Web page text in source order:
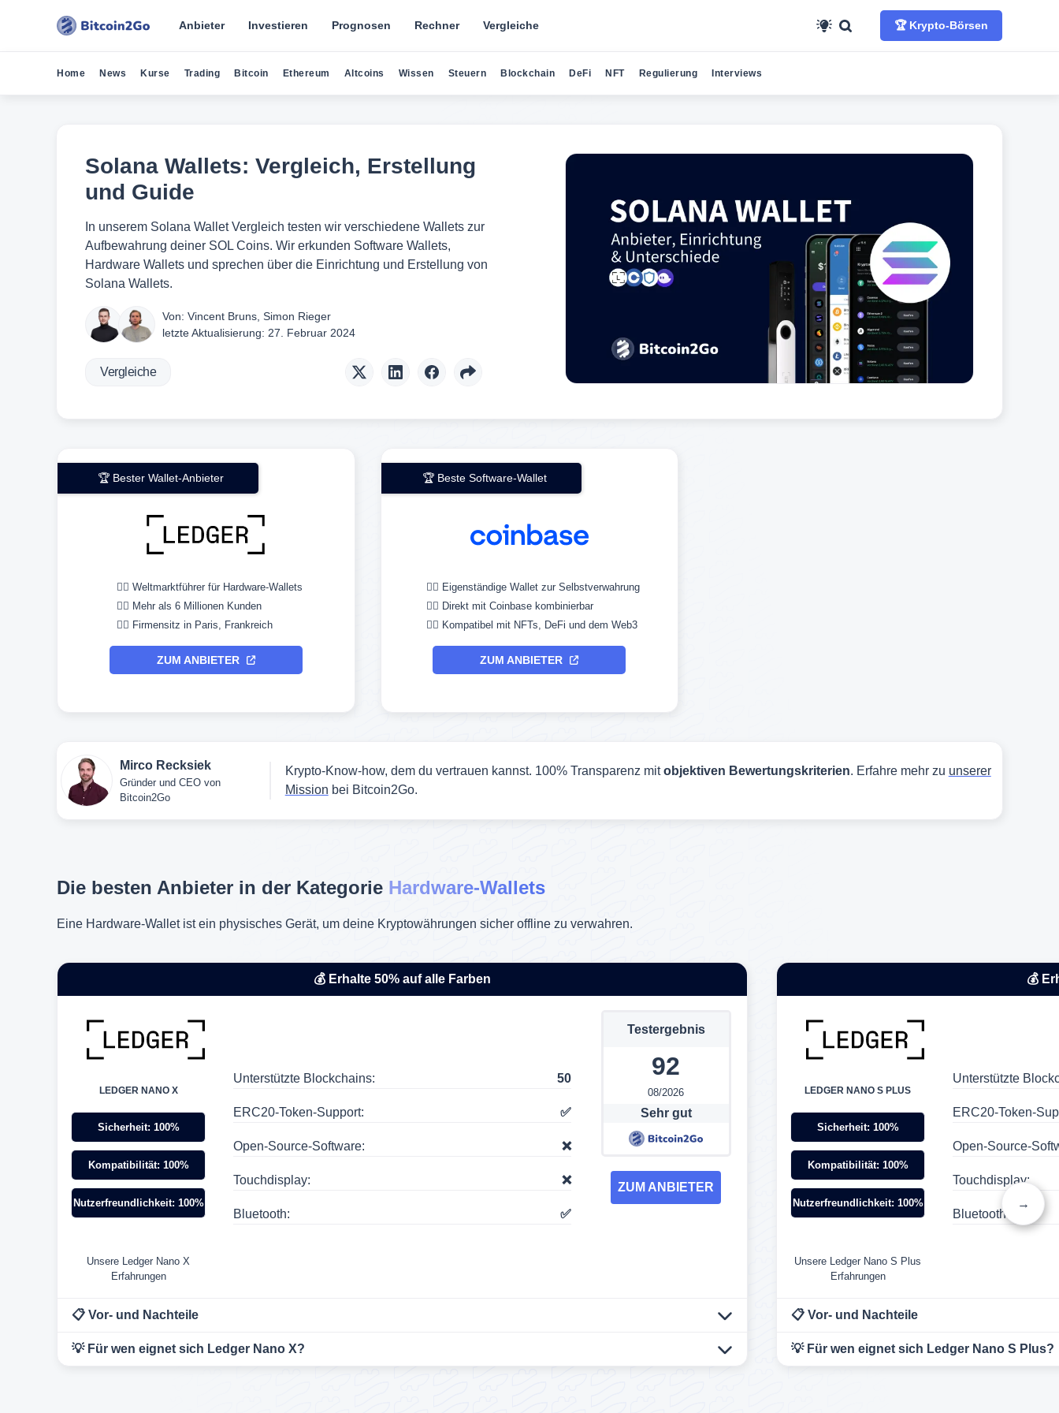
Anbieter Investieren Prognosen Rechner Vergleiche 🏆 Krypto-Börsen
Home News Kurse Trading Bitcoin Ethereum Altcoins Wissen Steuern Blockchain DeFi NFT Regulierung Interviews
Solana Wallets: Vergleich, Erstellung
und Guide
In unserem Solana Wallet Vergleich testen wir verschiedene Wallets zur
Aufbewahrung deiner SOL Coins. Wir erkunden Software Wallets,
Hardware Wallets und sprechen über die Einrichtung und Erstellung von
Solana Wallets.
Von: Vincent Bruns Simon Rieger
letzte Aktualisierung: 27. Februar 2024
Vergleiche
🏆 Bester Wallet-Anbieter
👉🏼 Weltmarktführer für Hardware-Wallets
👉🏼 Mehr als 6 Millionen Kunden
👉🏼 Firmensitz in Paris, Frankreich
ZUM ANBIETER
🏆 Beste Software-Wallet
👉🏼 Eigenständige Wallet zur Selbstverwahrung
👉🏼 Direkt mit Coinbase kombinierbar
👉🏼 Kompatibel mit NFTs, DeFi und dem Web3
ZUM ANBIETER
Mirco Recksiek
Gründer und CEO von
Bitcoin2Go
Krypto-Know-how, dem du vertrauen kannst. 100% Transparenz mitobjektiven Bewertungskriterien. Erfahre mehr zu unserer
Mission bei Bitcoin2Go.
Die besten Anbieter in der Kategorie Hardware-Wallets
Eine Hardware-Wallet ist ein physisches Gerät, um deine Kryptowährungen sicher offline zu verwahren.
💰 Erhalte 50% auf alle Farben
LEDGER NANO X
Sicherheit: 100%
Kompatibilität: 100%
Nutzerfreundlichkeit: 100%
Unsere Ledger Nano X
Erfahrungen
Unterstützte Blockchains: 50
ERC20-Token-Support: ✅
Open-Source-Software: ❌
Touchdisplay: ❌
Bluetooth: ✅
Testergebnis
92
08/2026
Sehr gut
ZUM ANBIETER
📋 Vor- und Nachteile
💡 Für wen eignet sich Ledger Nano X?
💰
LEDGER NANO S PLUS
Sicherheit: 100%
Kompatibilität: 100%
Nutzerfreundlichkeit: 100%
Unsere Ledger Nano S Plus
Erfahrungen
Unterstützte
ERC20-Token-
Open-Source-
Touchdisplay:
Bluetooth:
📋 Vor- und Nachteile
💡 Für wen eignet sich Ledger Nano S Plus?
→